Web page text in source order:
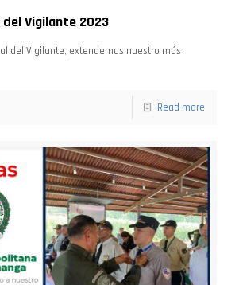
del Vigilante 2023
del Vigilante, extendemos nuestro más
Read more